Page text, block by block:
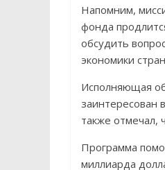
Напомним,
фонда
обсудить
экономики
Исполняющая
заинтересован
также отмечал,
Программа
миллиарда